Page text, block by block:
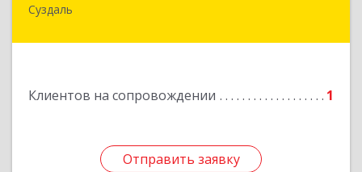
Суздаль
Клиентов на сопровождении 1
Отправить заявку
Отправить заявку